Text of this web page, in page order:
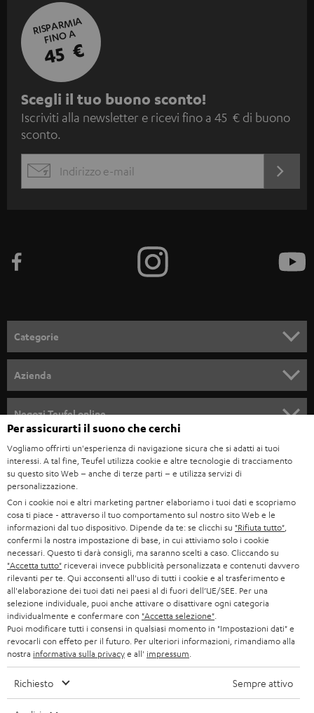
RISPARMIA
FINO A
45 €
I
s
c
i
n
l
l
a
n
e
w
s
l
e
t
t
e
r
Scegli il tuo buono sconto!
Iscriviti alla newsletter e ricevi fino a 45 € di buono
sconto.
EMAIL
ORA
Categorie
SOUNDBAR
STEREO
SMART HOME
BLUETOOTH
CUFFIE
CUFFIE BLUETOOTH
SET STEREO
ALTOPARLANTE
ULTIMA
CUFFIE IN-EAR
Azienda
STAMPA
B2B
BLOG
NEWSLETTER
NEGOZI
VANTAGGI TEUFEL
LA NOSTRA STORIA
MANAGEMENT
Negozi Teufel online
GERMANIA
AUSTRIA
SVIZZERA
PAESI BASSI
BELGIO
FRANCIA
Per assicurarti il suono che cerchi
Vogliamo offrirti un'esperienza di navigazione sicura che si adatti ai tuoi
interessi. A tal fine, Teufel utilizza cookie e altre tecnologie di tracciamento
su questo sito Web – anche di terze parti – e utilizza servizi di
personalizzazione.
Con i cookie noi e altri marketing partner elaboriamo i tuoi dati e scopriamo
cosa ti piace - attraverso il tuo comportamento sul nostro sito Web e le
informazioni dal tuo dispositivo. Dipende da te: se clicchi su "Rifiuta tutto"
confermi la nostra impostazione di base, in cui attiviamo solo i cookie
necessari. Questo ti darà consigli, ma saranno scelti a caso. Cliccando su
"Accetta tutto" riceverai invece pubblicità personalizzata e contenuti davvero
rilevanti per te. Qui acconsenti all'uso di tutti i cookie e al trasferimento e
all'elaborazione dei tuoi dati nei paesi al di fuori dell’UE/SEE. Per una
selezione individuale, puoi anche attivare o disattivare ogni categoria
individualmente e confermare con "Accetta selezione"
Puoi modificare tutti i consensi in qualsiasi momento in "Impostazioni dati" e
revocarli con effeto per il futuro. Per ulteriori informazioni, rimandiamo alla
nostra informativa sulla privacye all' impressum
Richiesto Sempre attivo